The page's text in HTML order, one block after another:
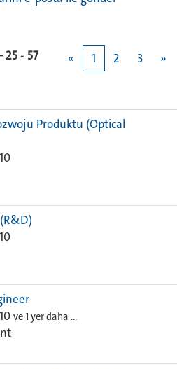
25- 57 « 1 2 3 »
Produktu (Optical
ve 1 yer daha …